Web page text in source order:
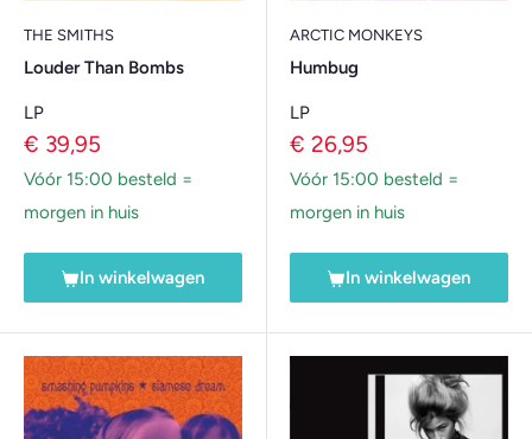
THE SMITHS
Louder Than Bombs
LP
Verkoopprijs
€ 39,95
Vóór 15:00 besteld =
morgen in huis
In winkelwagen
ARCTIC MONKEYS
Humbug
LP
Verkoopprijs
€ 26,95
Vóór 15:00 besteld =
morgen in huis
In winkelwagen